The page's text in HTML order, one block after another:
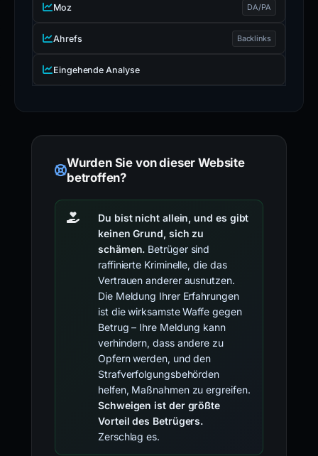
Moz DA/PA
Ahrefs Backlinks
Eingehende Analyse
Wurden Sie von dieser Website
betroffen?
Du bist nicht allein, und es gibt
keinen Grund, sich zu
schämen. Betrüger sind
raffinierte Kriminelle, die das
Vertrauen anderer ausnutzen.
Die Meldung Ihrer Erfahrungen
ist die wirksamste Waffe gegen
Betrug – Ihre Meldung kann
verhindern, dass andere zu
Opfern werden, und den
Strafverfolgungsbehörden
helfen, Maßnahmen zu ergreifen.
Schweigen ist der größte
Vorteil des Betrügers.
Zerschlag es.